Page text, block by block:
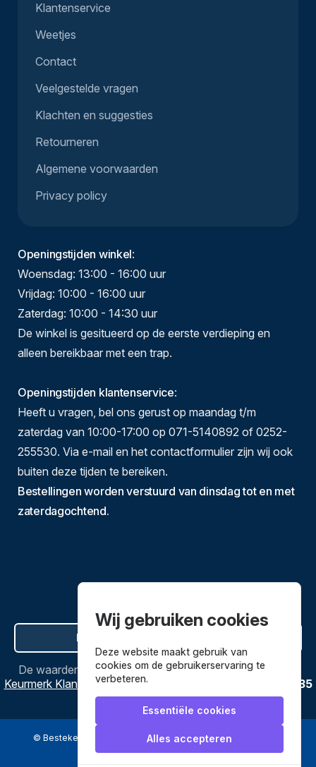
Klantenservice
Weetjes
Contact
Veelgestelde vragen
Klachten en suggesties
Retourneren
Algemene voorwaarden
Privacy policy
Openingstijden winkel:
Woensdag: 13:00 - 16:00 uur
Vrijdag: 10:00 - 16:00 uur
Zaterdag: 10:00 - 14:30 uur
De winkel is gesitueerd op de eerste verdieping en
alleen bereikbaar met een trap.
Openingstijden klantenservice:
Heeft u vragen, bel ons gerust op maandag t/m
zaterdag van 10:00-17:00 op 071-5140892 of 0252-
255530. Via e-mail en het contactformulier zijn wij ook
buiten deze tijden te bereiken.
Bestellingen worden verstuurd van dinsdag tot en met
zaterdagochtend.
Hier de overeenkomst ontbinden
De waardering vanBestekenpannen.nlbijWebwinkel
Keurmerk Klantbeoordelingen
3635
reviews.
© Bestekenpannen.nl 2026 een webshop van
Wij gebruiken cookies
Deze website maakt gebruik van
cookies om de gebruikerservaring te
verbeteren.
Essentiële cookies
Alles accepteren